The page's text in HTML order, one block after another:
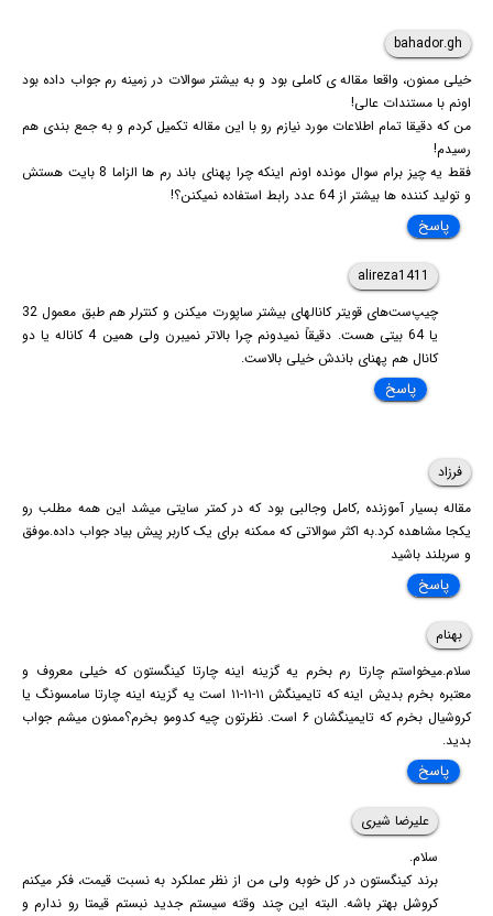
bahador.gh
خیلی ممنون، واقعا مقاله ی کاملی بود و به بیشتر سوالات در زمینه رم جواب داده بود
اونم با مستندات عالی!
من که دقیقا تمام اطلاعات مورد نیازم رو با این مقاله تکمیل کردم و به جمع بندی هم
رسیدم!
فقط یه چیز برام سوال مونده اونم اینکه چرا پهنای باند رم ها الزاما 8 بایت هستش
و تولید کننده ها بیشتر از 64 عدد رابط استفاده نمیکنن؟!
پاسخ
alireza1411
چیپ‌ست‌های قویتر کانالهای بیشتر ساپورت میکنن و کنترلر هم طبق معمول 32
یا 64 بیتی هست. دقیقاً نمیدونم چرا بالاتر نمیبرن ولی همین 4 کاناله یا دو
کانال هم پهنای باندش خیلی بالاست.
پاسخ
فرزاد
مقاله بسیار آموزنده ,کامل وجالبی بود که در کمتر سایتی میشد این همه مطلب رو
یکجا مشاهده کرد.به اکثر سوالاتی که ممکنه برای یک کاربر پیش بیاد جواب داده.موفق
و سربلند باشید
پاسخ
بهنام
سلام.میخواستم چارتا رم بخرم یه گزینه اینه چارتا کینگستون که خیلی معروف و
معتبره بخرم بدیش اینه که تایمینگش ۱۱-۱۱-۱۱ است یه گزینه اینه چارتا سامسونگ یا
کروشیال بخرم که تایمینگشان ۶ است. نظرتون چیه کدومو بخرم؟ممنون میشم جواب
بدید.
پاسخ
علیرضا شیری
سلام.
برند کینگستون در کل خوبه ولی من از نظر عملکرد به نسبت قیمت، فکر میکنم
کروشل بهتر باشه. البته این چند وقته سیستم جدید نبستم قیمتا رو ندارم و